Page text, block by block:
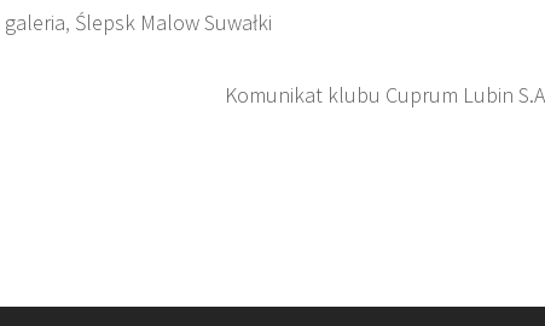
galeria, Ślepsk Malow Suwałki
Komunikat klubu Cuprum Lubin